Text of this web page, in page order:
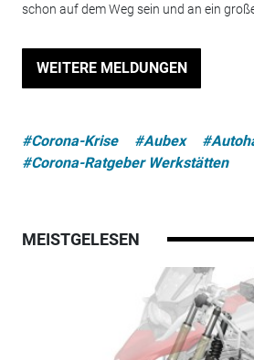
schon auf dem Weg sein und an ein
WEITERE MELDUNGEN
#Corona-Krise #Aubex
#Corona-Ratgeber Werkstätten
MEISTGELESEN